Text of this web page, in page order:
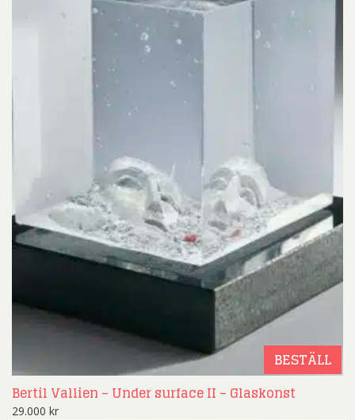
BESTÄLL
Bertil Vallien – Under surface II – Glaskonst
29.000 kr